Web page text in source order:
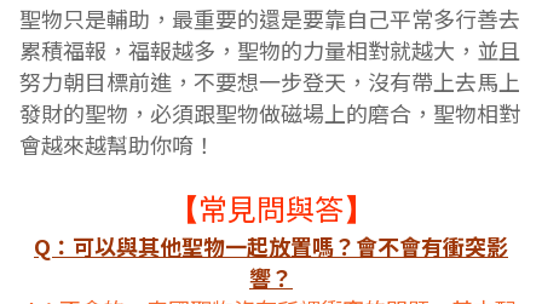
聖物只是輔助，最重要的還是要靠自己平常多行善去
累積福報，福報越多，聖物的力量相對就越大，並且
努力朝目標前進，不要想一步登天，沒有帶上去馬上
發財的聖物，必須跟聖物做磁場上的磨合，聖物相對
會越來越幫助你唷！
【常見問與答】
Q：可以與其他聖物一起放置嗎？會不會有衝突影
響？